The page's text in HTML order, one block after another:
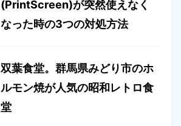
(PrintScreen)が突然使えなく
なった時の3つの対処方法
双葉食堂。群馬県みどり市のホ
ルモン焼が人気の昭和レトロ食
堂